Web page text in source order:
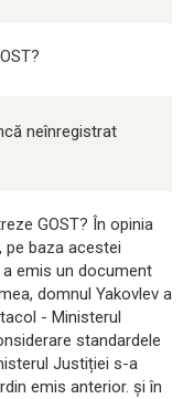
neînregistrat
GOST? În opinia
baza acestei
a emis un document
domnul Yakovlev a
- Ministerul
standardele
Justiției s-a
emis anterior. și în